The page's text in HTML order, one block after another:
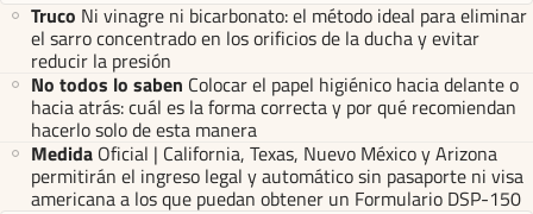
Truco Ni vinagre ni bicarbonato: el método ideal para eliminar
el sarro concentrado en los orificios de la ducha y evitar
reducir la presión
No todos lo saben Colocar el papel higiénico hacia delante o
hacia atrás: cuál es la forma correcta y por qué recomiendan
hacerlo solo de esta manera
Medida Oficial | California, Texas, Nuevo México y Arizona
permitirán el ingreso legal y automático sin pasaporte ni visa
americana a los que puedan obtener un Formulario DSP-150